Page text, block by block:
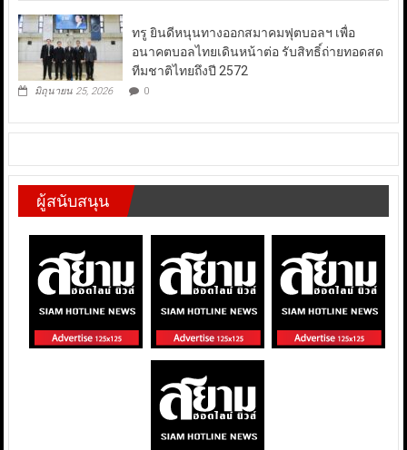
ทรู ยินดีหนุนทางออกสมาคมฟุตบอลฯ เพื่อ
อนาคตบอลไทยเดินหน้าต่อ รับสิทธิ์ถ่ายทอดสด
ทีมชาติไทยถึงปี 2572
มิถุนายน 25, 2026 0
ผู้สนับสนุน